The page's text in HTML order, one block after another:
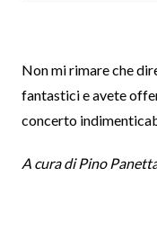
Non mi rimare che
fantastici e avete
concerto
A cura di Pino